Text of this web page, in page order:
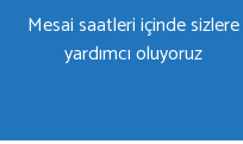
Mesai saatleri içinde sizlere
yardımcı oluyoruz